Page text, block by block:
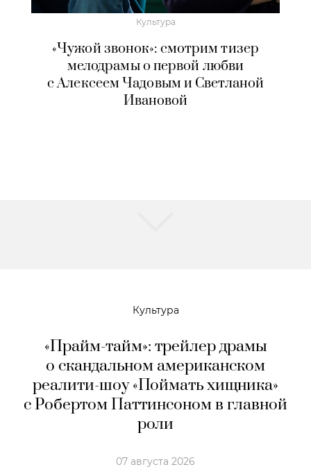
Культура
«Чужой звонок»: смотрим тизер
мелодрамы о первой любви
с Алексеем Чадовым и Светланой
Ивановой
Культура
«Прайм-тайм»: трейлер драмы
о скандальном американском
реалити-шоу «Поймать хищника»
с Робертом Паттинсоном в главной
роли
07 августа 2026